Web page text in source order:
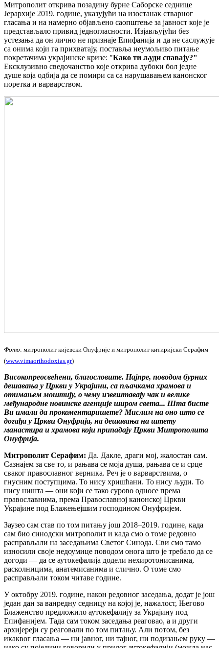
Митрополит открива позадину бурне Саборске седнице
Јерархије 2019. године, указујући на изостанак стварног
гласања и на намерно објављено саопштење за јавност које је
представљало привид једногласности. Изјављујући без
устезања да он лично не признаје Епифанија и да не саслужује
са онима који га прихватају, поставља неумољиво питање
покретачима украјинске кризе: "Како ти људи спавају?"
Ексклузивно сведочанство које открива дубоки бол једне
душе која одбија да се помири са са нарушавањем канонског
поретка и варварством.
Фото: митрополит кијевски Онуфрије и митрополит китиријски Серафим
(www.vimaorthodoxias.gr)
Високопреосвећени, благословите. Најпре, поводом бурних
дешавања у Цркви у Украјини, са пљачкама храмова и
отимањем моштију, о чему извештавају чак и велике
међународне новинске агенције широм света... Шта бисте
Ви имали да прокоментаришете? Мислим на оно што се
догађа у Цркви Онуфрија, на дешавања на штету
манастира и храмова који припадају Цркви Митрополита
Онуфрија.
Митрополит Серафим: Да. Дакле, драги мој, жалостан сам.
Сазнајем за све то, и рањава се моја душа, рањава се и срце
сваког православног верника. Реч је о варварствима, о
гнусним поступцима. То нису хришћани. То нису људи. То
нису ништа — они који се тако сурово односе према
православнима, према Православној канонској Цркви
Украјине под Блажењејшим господином Онуфријем.
Заузео сам став по том питању још 2018–2019. године, када
сам био синодски митрополит и када смо о томе редовно
расправљали на заседањима Светог Синода. Сви смо тамо
износили своје недоумице поводом онога што је требало да се
догоди — да се аутокефалија додели нехиротонисанима,
расколницима, анатемисанима и слично. О томе смо
расправљали током читаве године.
У октобру 2019. године, након редовног заседања, додат је још
један дан за ванредну седницу на којој је, нажалост, Његово
Блаженство предложило аутокефалију за Украјину под
Епифанијем. Тада сам током заседања реаговао, а и други
архијереји су реаговали по том питању. Али потом, без
икаквог гласања — ни јавног, ни тајног, ни подизањем руку —